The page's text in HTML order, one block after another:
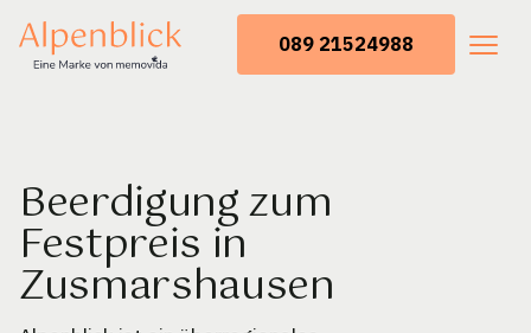
089 21524988
Beerdigung zum
Festpreis in
Zusmarshausen